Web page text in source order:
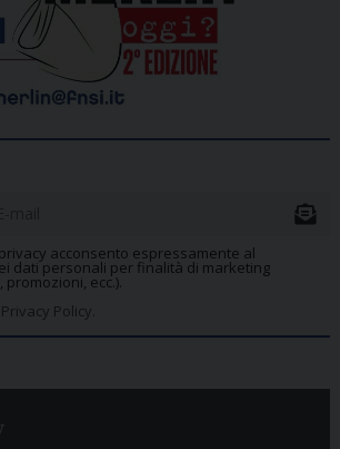
acconsento espressamente al
dati personali per finalità di marketing
ecc.).
Policy.